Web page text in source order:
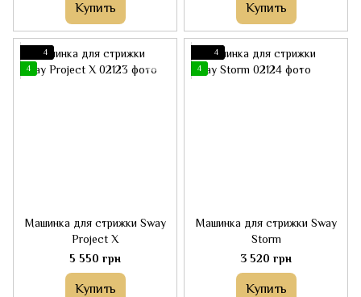
Купить Купить
4
4
Машинка для стрижки Sway
Project X
5 550 грн
Купить
4
4
Машинка для стрижки Sway
Storm
3 520 грн
Купить